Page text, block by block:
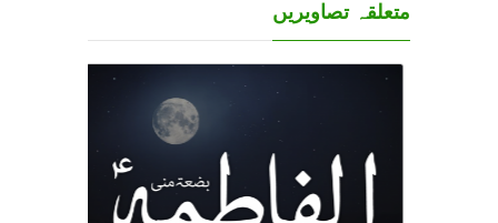
متعلقہ تصاویریں